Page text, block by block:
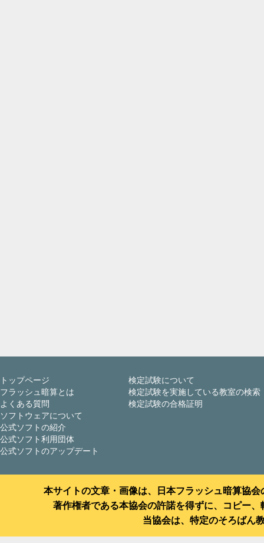
トップページ
フラッシュ暗算とは
よくある質問
ソフトウェアについて
公式ソフトの紹介
公式ソフト利用団体
公式ソフトのアップデート
検定試験について
検定試験を実施している教室の検索
検定試験の合格証明
本サイトの文章・画像は、日本フラッシュ暗算協
著作権者である本協会の許諾を得ずに、コピー
当協会は、特定のそろばん